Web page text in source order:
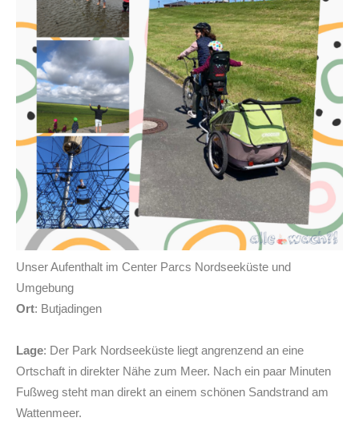
Unser Aufenthalt im Center Parcs Nordseeküste und
Umgebung
Ort: Butjadingen
Lage: Der Park Nordseeküste liegt angrenzend an eine
Ortschaft in direkter Nähe zum Meer. Nach ein paar Minuten
Fußweg steht man direkt an einem schönen Sandstrand am
Wattenmeer.